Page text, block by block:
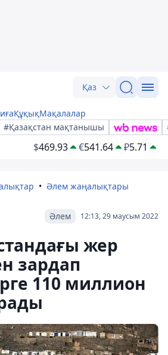
Қаз
ҚұқықМақалалар
#Қазақстан мақтанышы
$469.93 €541.64 ₽5.71
Әлем жаңалықтары
12:13, 29 маусым 2022
Әлем
жер
зардап
110 миллион